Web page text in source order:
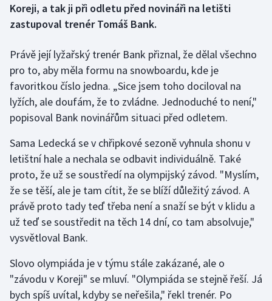
Florbal
Golf
Gymnastika
Jezdectví
Judo
Krasobruslení
Lyže a snowboard
Koreji, a tak ji při odletu před novináři na letišti
zastupoval trenér Tomáš Bank.
Právě její lyžařský trenér Bank přiznal, že dělal všechno
pro to, aby měla formu na snowboardu, kde je
favoritkou číslo jedna. „Sice jsem toho dociloval na
lyžích, ale doufám, že to zvládne. Jednoduché to není,"
popisoval Bank novinářům situaci před odletem.
Sama Ledecká se v chřipkové sezoně vyhnula shonu v
letištní hale a nechala se odbavit individuálně. Také
proto, že už se soustředí na olympijský závod. "Myslím,
že se těší, ale je tam cítit, že se blíží důležitý závod. A
právě proto tady teď třeba není a snaží se být v klidu a
už teď se soustředit na těch 14 dní, co tam absolvuje,"
vysvětloval Bank.
Slovo olympiáda je v týmu stále zakázané, ale o
"závodu v Koreji" se mluví. "Olympiáda se stejně řeší. Já
bych spíš uvítal, kdyby se neřešila," řekl trenér. Po